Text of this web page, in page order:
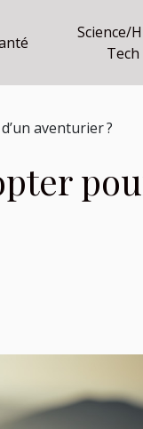
Science/
Tech
aventurier ?